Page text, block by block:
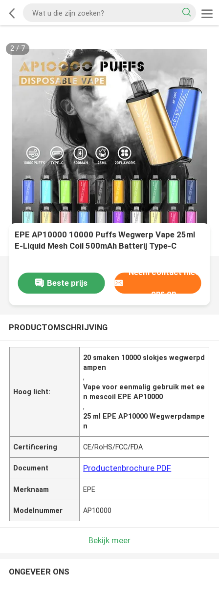
2/ 7
EPE AP10000 10000 Puffs Wegwerp Vape 25ml
E-Liquid Mesh Coil 500mAh Batterij Type-C
Beste prijs
Neem contact met
ons op
PRODUCTOMSCHRIJVING
Hoog licht:
20 smaken 10000 slokjes wegwerpd
ampen
,
Vape voor eenmalig gebruik met ee
n mescoil EPE AP10000
,
25 ml EPE AP10000 Wegwerpdampe
n
Certificering CE/RoHS/FCC/FDA
Document Productenbrochure PDF
Merknaam EPE
Modelnummer AP10000
Bekijk meer
ONGEVEER ONS